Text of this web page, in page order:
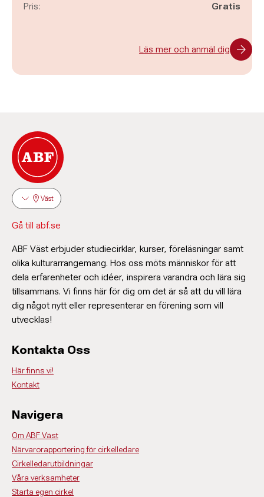
Pris: Gratis
Läs mer och anmäl dig
Väst
Gå till abf.se
ABF Väst erbjuder studiecirklar, kurser, föreläsningar samt
olika kulturarrangemang. Hos oss möts människor för att
dela erfarenheter och idéer, inspirera varandra och lära sig
tillsammans. Vi finns här för dig om det är så att du vill lära
dig något nytt eller representerar en förening som vill
utvecklas!
Kontakta Oss
Här finns vi!
Kontakt
Navigera
Om ABF Väst
Närvarorapportering för cirkelledare
Cirkelledarutbildningar
Våra verksamheter
Starta egen cirkel